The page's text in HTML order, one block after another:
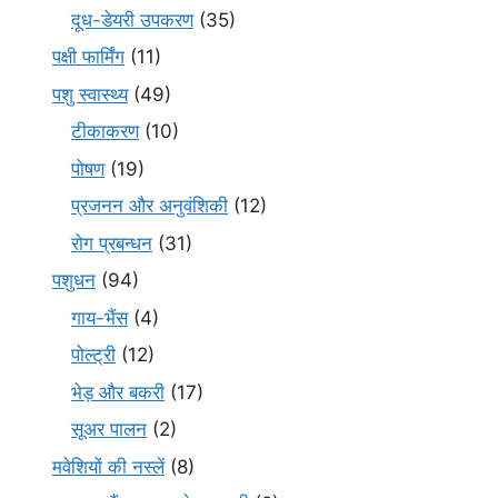
दूध-डेयरी उपकरण(35)
पक्षी फार्मिंग (11)
पशु स्वास्थ्य(49)
टीकाकरण(10)
पोषण(19)
प्रजनन और अनुवंशिकी (12)
रोग प्रबन्धन (31)
पशुधन (94)
गाय-भैंस(4)
पोल्ट्री (12)
भेड़ और बकरी (17)
सूअर पालन (2)
मवेशियों की नस्लें(8)